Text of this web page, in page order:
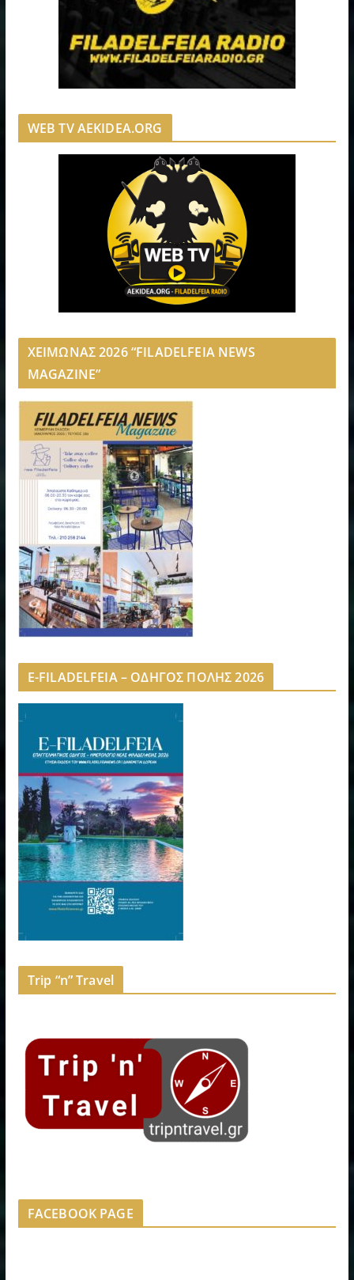
WEB TV AEKIDEA.ORG
ΧΕΙΜΩΝΑΣ 2026 “FILADELFEIA NEWS
MAGAZINE”
E-FILADELFEIA – ΟΔΗΓΟΣ ΠΟΛΗΣ 2026
Trip “n” Travel
FACEBOOK PAGE